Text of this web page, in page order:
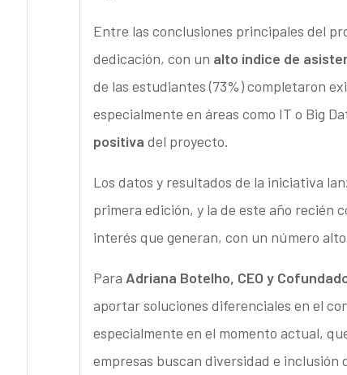
Entre las conclusiones principales del
dedicación, con un alto índice de
de las estudiantes (73%) completaron
especialmente en áreas como IT o Big
positiva del proyecto.
Los datos y resultados de la iniciativa
primera edición, y la de este año recién
interés que generan, con un número
Para Adriana Botelho, CEO y
aportar soluciones diferenciales en el
especialmente en el momento actual,
empresas buscan diversidad e inclusión